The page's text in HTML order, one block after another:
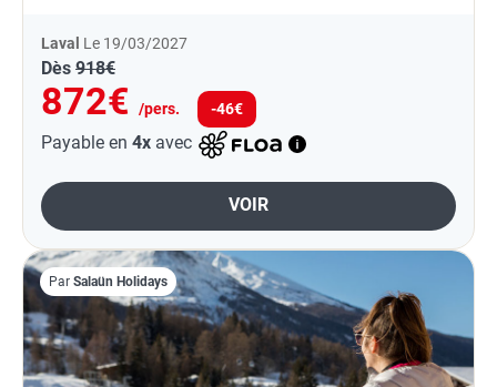
Laval Le 19/03/2027
Dès 918€
872€ /pers. -46€
Payable en 4x avec
VOIR
Par Salaün Holidays